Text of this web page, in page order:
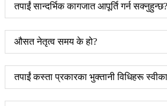
तपाईं सान्दर्भिक कागजात आपूर्ति गर्न सक्नुहुन्छ?
औसत नेतृत्व समय के हो?
तपाईं कस्ता प्रकारका भुक्तानी विधिहरू